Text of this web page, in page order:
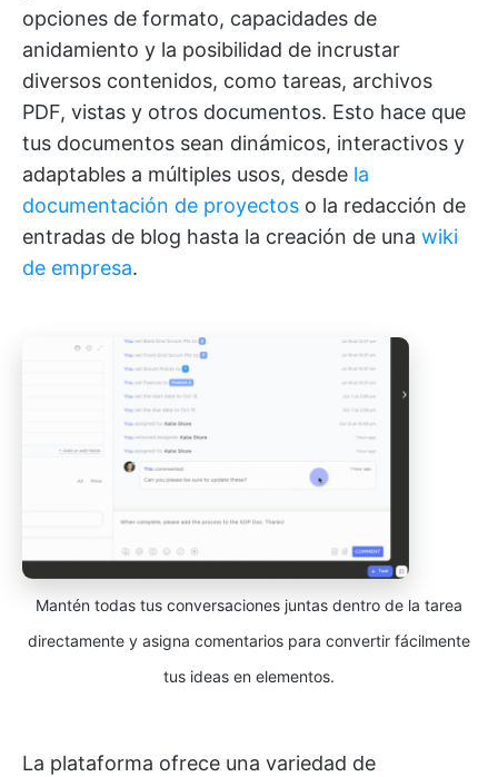
opciones de formato, capacidades de
anidamiento y la posibilidad de incrustar
diversos contenidos, como tareas, archivos
PDF, vistas y otros documentos. Esto hace que
tus documentos sean dinámicos, interactivos y
adaptables a múltiples usos, desde la
documentación de proyectos o la redacción de
entradas de blog hasta la creación de una wiki
de empresa.
Mantén todas tus conversaciones juntas dentro de la tarea
directamente y asigna comentarios para convertir fácilmente
tus ideas en elementos.
La plataforma ofrece una variedad de